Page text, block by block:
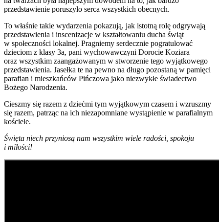
przedstawienie poruszyło serca wszystkich obecnych.
To właśnie takie wydarzenia pokazują, jak istotną rolę odgrywają
przedstawienia i inscenizacje w kształtowaniu ducha świąt
w społeczności lokalnej. Pragniemy serdecznie pogratulować
dzieciom z klasy 3a, pani wychowawczyni Dorocie Koziara
oraz wszystkim zaangażowanym w stworzenie tego wyjątkowego
przedstawienia. Jasełka te na pewno na długo pozostaną w pamięci
parafian i mieszkańców Pińczowa jako niezwykłe świadectwo
Bożego Narodzenia.
Cieszmy się razem z dziećmi tym wyjątkowym czasem i wzruszmy
się razem, patrząc na ich niezapomniane wystąpienie w parafialnym
kościele.
Święta niech przyniosą nam wszystkim wiele radości, spokoju
i miłości!